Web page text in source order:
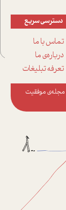
دسترسی سریع
تماس با ما
درباره‌ی ما
تعرفه تبلیغات
مجله‌ی موفقیت